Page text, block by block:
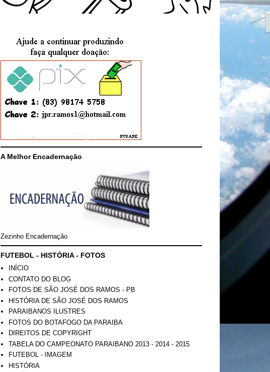
A Melhor Encadernação
Zezinho Encadernação
FUTEBOL - HISTÓRIA - FOTOS
INÍCIO
CONTATO DO BLOG
FOTOS DE SÃO JOSÉ DOS RAMOS - PB
HISTÓRIA DE SÃO JOSÉ DOS RAMOS
PARAIBANOS ILUSTRES
FOTOS DO BOTAFOGO DA PARAIBA
DIREITOS DE COPYRIGHT
TABELA DO CAMPEONATO PARAIBANO 2013 - 2014 - 2015
FUTEBOL - IMAGEM
HISTÓRIA